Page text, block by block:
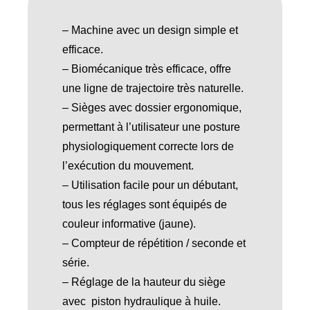
– Machine avec un design simple et
efficace.
– Biomécanique très efficace, offre
une ligne de trajectoire très naturelle.
– Sièges avec dossier ergonomique,
permettant à l’utilisateur une posture
physiologiquement correcte lors de
l’exécution du mouvement.
– Utilisation facile pour un débutant,
tous les réglages sont équipés de
couleur informative (jaune).
– Compteur de répétition / seconde et
série.
– Réglage de la hauteur du siège
avec piston hydraulique à huile.